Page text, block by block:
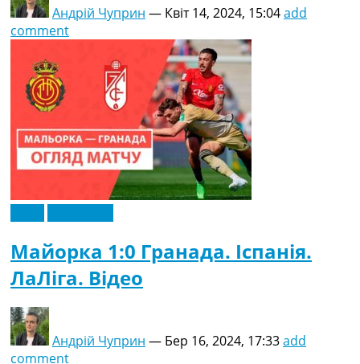
Андрій Чуприн — Квіт 14, 2024, 15:04add
comment
Майорка 1:0 Гранада. Іспанія.
ЛаЛіга. Відео
Андрій Чуприн — Бер 16, 2024, 17:33add
comment